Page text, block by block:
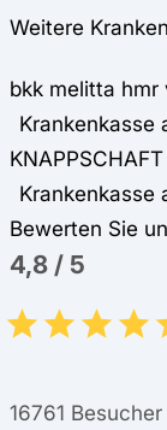
Weitere
bkk melitta
Bewerten Sie
4,8 / 5
16761